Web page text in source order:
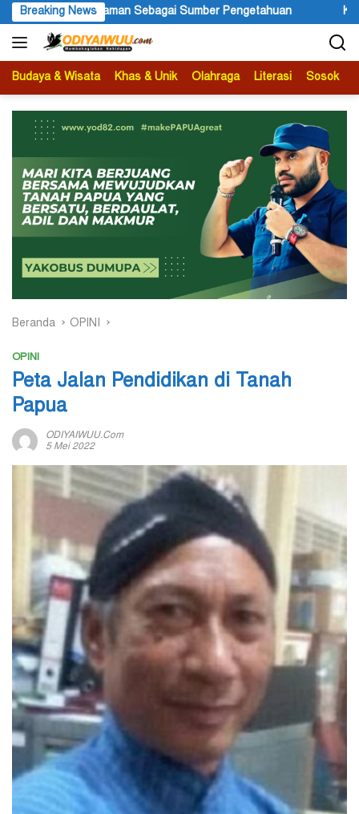
Langsung
ke
konten
Breaking News
Sebagai Sumber Pengetahuan Ketua APS Papua
Budaya & Wisata Khas & Unik Olahraga Literasi Sosok
Beranda OPINI
OPINI
Peta Jalan Pendidikan di Tanah
Papua
ODIYAIWUU.com
5 Mei 2022